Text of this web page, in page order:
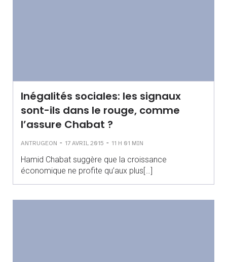
Inégalités sociales: les signaux
sont-ils dans le rouge, comme
l’assure Chabat ?
ANTRUGEON - 17 AVRIL 2015 - 11 H 01 MIN
Hamid Chabat suggère que la croissance
économique ne profite qu’aux plus[…]